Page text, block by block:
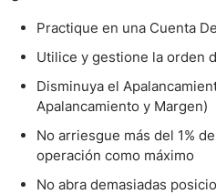
Practique en una Cuenta
Utilice y gestione la orden
Disminuya el
Apalancamiento y Margen)
No arriesgue más del 1%
operación como máximo
No abra demasiadas